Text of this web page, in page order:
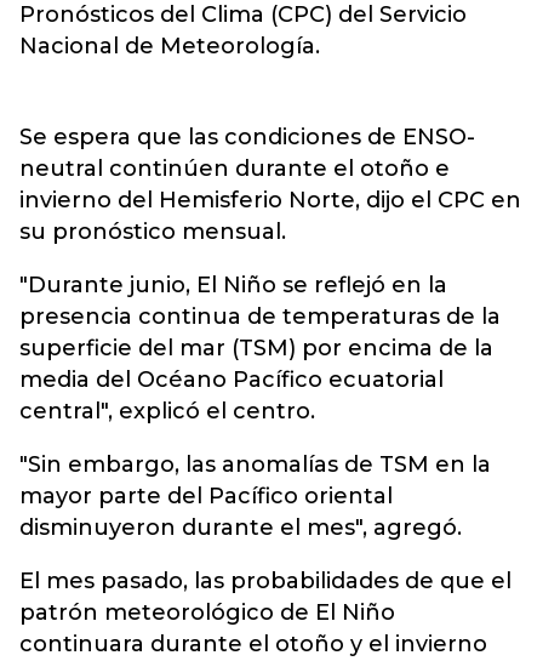
Pronósticos del Clima (CPC) del Servicio
Nacional de Meteorología.
Se espera que las condiciones de ENSO-
neutral continúen durante el otoño e
invierno del Hemisferio Norte, dijo el CPC en
su pronóstico mensual.
"Durante junio, El Niño se reflejó en la
presencia continua de temperaturas de la
superficie del mar (TSM) por encima de la
media del Océano Pacífico ecuatorial
central", explicó el centro.
"Sin embargo, las anomalías de TSM en la
mayor parte del Pacífico oriental
disminuyeron durante el mes", agregó.
El mes pasado, las probabilidades de que el
patrón meteorológico de El Niño
continuara durante el otoño y el invierno